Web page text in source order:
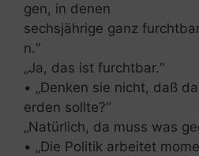
gen, in denen
sechsjährige ganz
n.“
„Ja, das ist furchtbar.“
• „Denken sie nicht, daß
erden sollte?“
„Natürlich, da muss was
• „Die Politik arbeitet